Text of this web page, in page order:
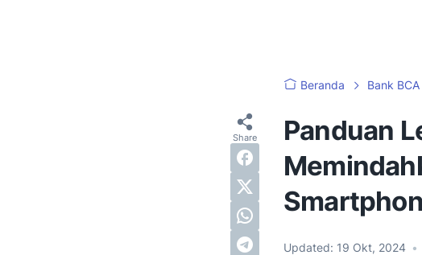
Beranda Bank BCA
Panduan
Updated: 19 Okt, 2024 •